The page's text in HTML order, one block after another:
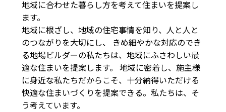
地域に合わせた暮らし方を考えて住まいを提案し
ます。
地域に根ざし、地域の住宅事情を知り、人と人と
のつながりを大切にし、 きめ細やかな対応のでき
る地場ビルダーの私たちは、地域にふさわしい最
適な住まいを提案します。 地域に密着し、施主様
に身近な私たちだからこそ、十分納得いただける
快適な住まいづくりを提案できる。私たちは、そ
う考えています。